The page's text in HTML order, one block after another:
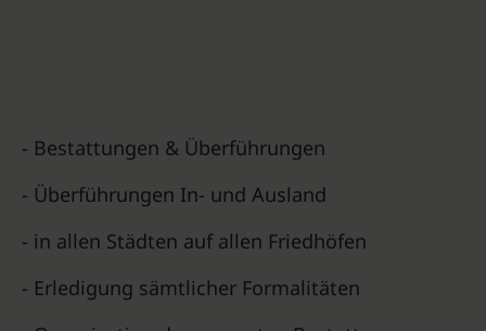
- Bestattungen & Überführungen
- Überführungen In- und Ausland
- in allen Städten auf allen Friedhöfen
- Erledigung sämtlicher Formalitäten